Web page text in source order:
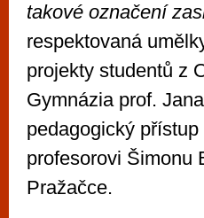
takové označení
respektovaná
projekty studentů z
Gymnázia prof.
pedagogický
profesorovi Šimonu
Pražačce.